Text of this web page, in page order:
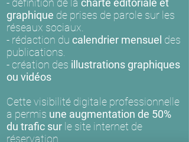
- définition de la charte éditoriale et
graphique de prises de parole sur les
réseaux sociaux.
- rédaction du calendrier mensuel des
publications.
- création des illustrations graphiques
ou vidéos
Cette visibilité digitale professionnelle
a permis une augmentation de 50%
du trafic sur le site internet de
réservation..